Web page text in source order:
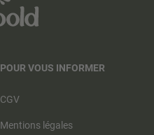
POUR VOUS INFORMER
CGV
Mentions légales